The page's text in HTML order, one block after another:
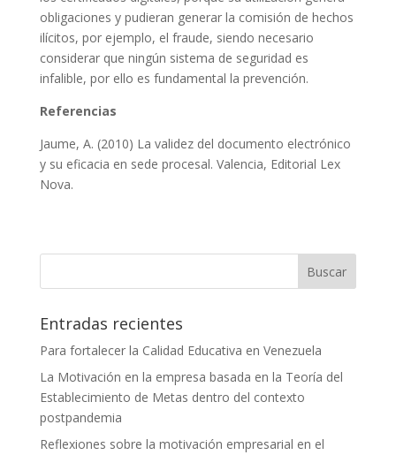
obligaciones y pudieran generar la comisión de hechos
ilícitos, por ejemplo, el fraude, siendo necesario
considerar que ningún sistema de seguridad es
infalible, por ello es fundamental la prevención.
Referencias
Jaume, A. (2010) La validez del documento electrónico
y su eficacia en sede procesal. Valencia, Editorial Lex
Nova.
Buscar
Entradas recientes
Para fortalecer la Calidad Educativa en Venezuela
La Motivación en la empresa basada en la Teoría del
Establecimiento de Metas dentro del contexto
postpandemia
Reflexiones sobre la motivación empresarial en el